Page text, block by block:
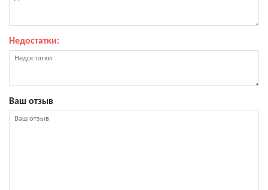
Недостатки:
Ваш отзыв